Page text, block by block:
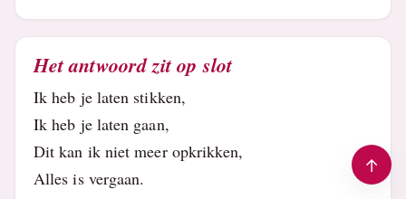
Het antwoord zit op slot
Ik heb je laten stikken,
Ik heb je laten gaan,
Dit kan ik niet meer opkrikken,
Alles is vergaan.